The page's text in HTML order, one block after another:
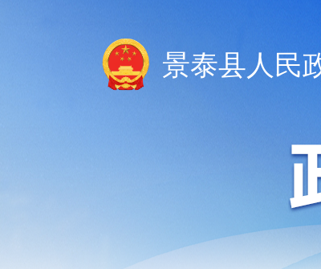
景泰县人民